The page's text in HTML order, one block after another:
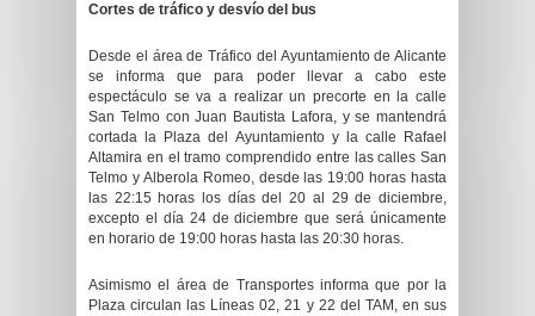
Cortes de tráfico y desvío del bus
Desde el área de Tráfico del Ayuntamiento de Alicante
se informa que para poder llevar a cabo este
espectáculo se va a realizar un precorte en la calle
San Telmo con Juan Bautista Lafora, y se mantendrá
cortada la Plaza del Ayuntamiento y la calle Rafael
Altamira en el tramo comprendido entre las calles San
Telmo y Alberola Romeo, desde las 19:00 horas hasta
las 22:15 horas los días del 20 al 29 de diciembre,
excepto el día 24 de diciembre que será únicamente
en horario de 19:00 horas hasta las 20:30 horas.
Asimismo el área de Transportes informa que por la
Plaza circulan las Líneas 02, 21 y 22 del TAM, en sus